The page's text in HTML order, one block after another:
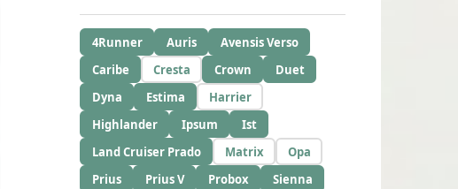
4Runner Auris
Avensis Verso
Caribe
Cresta Crown
Duet
Dyna
Estima
Harrier
Highlander
Ipsum
Ist
Land Cruiser Prado
Matrix
Opa
Prius
Prius V Probox
Sienna